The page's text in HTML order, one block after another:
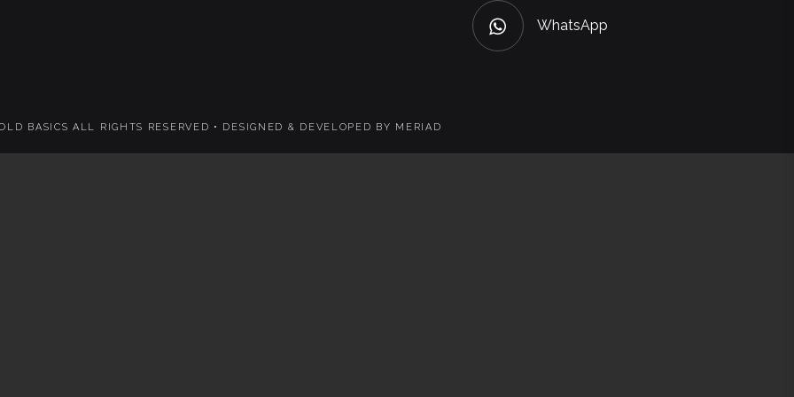
WhatsApp
BASICS ALL RIGHTS RESERVED • DESIGNED & DEVELOPED BY MERIAD